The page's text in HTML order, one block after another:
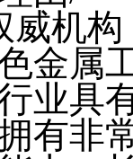
威机
金属
业具
有非